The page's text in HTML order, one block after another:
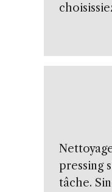
pressing
tâche.